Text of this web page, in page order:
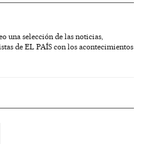
una selección de las noticias,
de EL PAÍS con los acontecimientos